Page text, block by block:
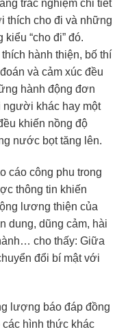
trắc nghiệm chi tiết
thích cho đi và những
“cho đi” đó.
hành thiện, bố thí
và cảm xúc đều
hành động đơn
khác hay một
khiến nồng độ
nước bọt tăng lên.
cáo công phu trong
thông tin khiến
lương thiện của
dung, dũng cảm, hài
cho thấy: Giữa
đổi bí mật với
lượng báo đáp đồng
hình thức khác